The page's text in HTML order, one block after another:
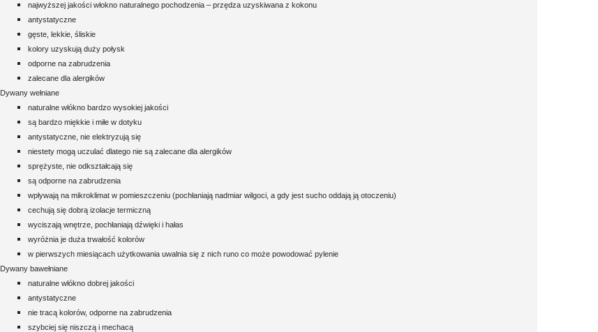
najwyższej jakości włokno naturalnego pochodzenia – przędza uzyskiwana z kokonu
antystatyczne
gęste, lekkie, śliskie
kolory uzyskują duży połysk
odporne na zabrudzenia
zalecane dla alergików
Dywany wełniane
naturalne włókno bardzo wysokiej jakości
są bardzo miękkie i miłe w dotyku
antystatyczne, nie elektryzują się
niestety mogą uczulać dlatego nie są zalecane dla alergików
sprężyste, nie odkształcają się
są odporne na zabrudzenia
wpływają na mikroklimat w pomieszczeniu (pochłaniają nadmiar wilgoci, a gdy jest sucho oddają ją otoczeniu)
cechują się dobrą izolacje termiczną
wyciszają wnętrze, pochłaniają dźwięki i hałas
wyróżnia je duża trwałość kolorów
w pierwszych miesiącach użytkowania uwalnia się z nich runo co może powodować pylenie
Dywany bawełniane
naturalne włókno dobrej jakości
antystatyczne
nie tracą kolorów, odporne na zabrudzenia
szybciej się niszczą i mechacą